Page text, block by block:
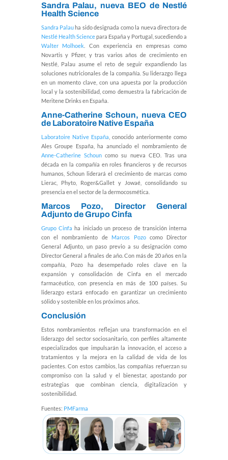
Sandra Palau, nueva BEO de Nestlé
Health Science
Sandra Palauha sido designada como la nueva directora de
Nestlé Health Sciencepara España y Portugal, sucediendo a
Walter Molhoek . Con experiencia en empresas como
Novartis y Pfizer, y tras varios años de crecimiento en
Nestlé, Palau asume el reto de seguir expandiendo las
soluciones nutricionales de la compañía. Su liderazgo llega
en un momento clave, con una apuesta por la producción
local y la sostenibilidad, como demuestra la fabricación de
Meritene Drinks en España.
Anne-Catherine Schoun, nueva CEO
de Laboratoire Native España
Laboratoire Native España , conocido anteriormente como
Ales Groupe España, ha anunciado el nombramiento de
Anne-Catherine Schouncomo su nueva CEO. Tras una
década en la compañía en roles financieros y de recursos
humanos, Schoun liderará el crecimiento de marcas como
Lierac, Phyto, Roger&Gallet y Jowaé, consolidando su
presencia en el sector de la dermocosmética.
Marcos Pozo, Director General
Adjunto de Grupo Cinfa
Grupo Cinfa ha iniciado un proceso de transición interna
con el nombramiento de Marcos Pozocomo Director
General Adjunto, un paso previo a su designación como
Director General a finales de año. Con más de 20 años en la
compañía, Pozo ha desempeñado roles clave en la
expansión y consolidación de Cinfa en el mercado
farmacéutico, con presencia en más de 100 países. Su
liderazgo estará enfocado en garantizar un crecimiento
sólido y sostenible en los próximos años.
Conclusión
Estos nombramientos reflejan una transformación en el
liderazgo del sector sociosanitario, con perfiles altamente
especializados que impulsarán la innovación, el acceso a
tratamientos y la mejora en la calidad de vida de los
pacientes. Con estos cambios, las compañías refuerzan su
compromiso con la salud y el bienestar, apostando por
estrategias que combinan ciencia, digitalización y
sostenibilidad.
Fuentes: PMFarma